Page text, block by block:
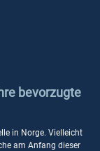
bevorzugte
in Norge. Vielleicht
am Anfang dieser